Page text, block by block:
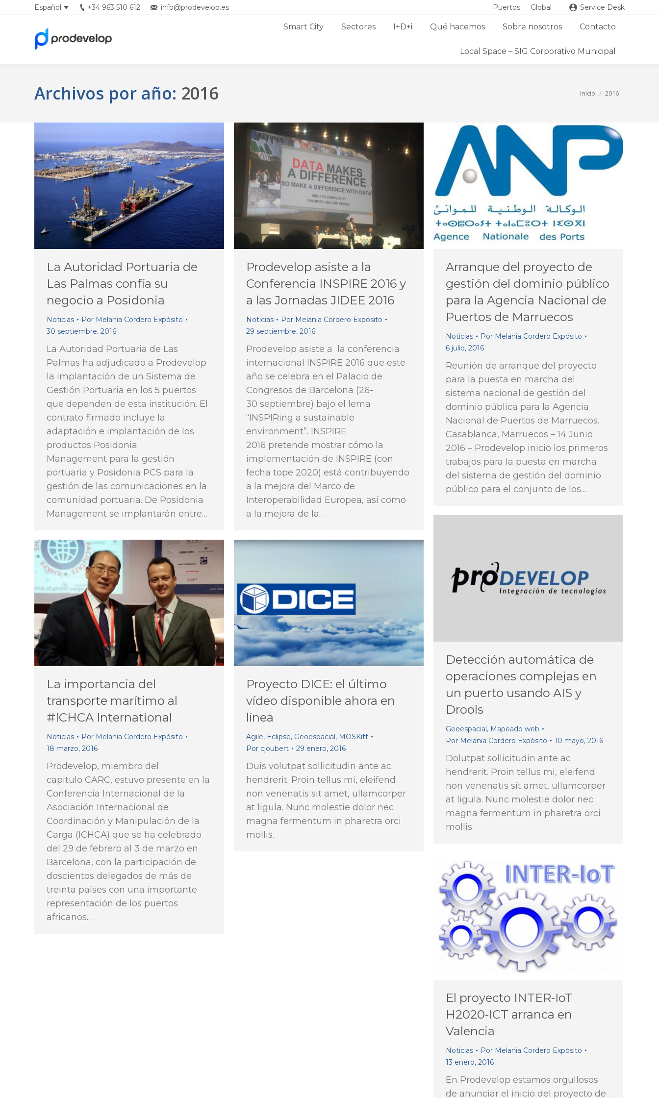
Español +34 963 510 612 info@prodevelop.es Puertos Global Service Desk
Smart City Sectores I+D+i Qué hacemos Sobre nosotros Contacto
Local Space – SIG Corporativo Municipal
Archivos por año: 2016 Inicio 2016
La Autoridad Portuaria de
Las Palmas confía su
negocio a Posidonia
Noticias Por Melania Cordero Expósito
30 septiembre, 2016
La Autoridad Portuaria de Las
Palmas ha adjudicado a Prodevelop
la implantación de un Sistema de
Gestión Portuaria en los 5 puertos
que dependen de esta institución. El
contrato firmado incluye la
adaptación e implantación de los
productos Posidonia
Management para la gestión
portuaria y Posidonia PCS para la
gestión de las comunicaciones en la
comunidad portuaria. De Posidonia
Management se implantarán entre…
Prodevelop asiste a la
Conferencia INSPIRE 2016 y
a las Jornadas JIDEE 2016
Noticias Por Melania Cordero Expósito
29 septiembre, 2016
Prodevelop asiste a la conferencia
internacional INSPIRE 2016 que este
año se celebra en el Palacio de
Congresos de Barcelona (26-
30 septiembre) bajo el lema
“INSPIRing a sustainable
environment”. INSPIRE
2016 pretende mostrar cómo la
implementación de INSPIRE (con
fecha tope 2020) está contribuyendo
a la mejora del Marco de
Interoperabilidad Europea, así como
a la mejora de la…
Arranque del proyecto de
gestión del dominio público
para la Agencia Nacional de
Puertos de Marruecos
Noticias Por Melania Cordero Expósito
6 julio, 2016
Reunión de arranque del proyecto
para la puesta en marcha del
sistema nacional de gestión del
dominio pública para la Agencia
Nacional de Puertos de Marruecos.
Casablanca, Marruecos – 14 Junio
2016 – Prodevelop inicio los primeros
trabajos para la puesta en marcha
del sistema de gestión del dominio
público para el conjunto de los…
Detección automática de
operaciones complejas en
un puerto usando AIS y
Drools
Geoespacial, Mapeado web
Por Melania Cordero Expósito 10 mayo, 2016
Dolutpat sollicitudin ante ac
hendrerit. Proin tellus mi, eleifend
non venenatis sit amet, ullamcorper
at ligula. Nunc molestie dolor nec
magna fermentum in pharetra orci
mollis.
La importancia del
transporte marítimo al
#ICHCA International
Noticias Por Melania Cordero Expósito
18 marzo, 2016
Prodevelop, miembro del
capitulo CARC, estuvo presente en la
Conferencia Internacional de la
Asociación Internacional de
Coordinación y Manipulación de la
Carga (ICHCA) que se ha celebrado
del 29 de febrero al 3 de marzo en
Barcelona, con la participación de
doscientos delegados de más de
treinta países con una importante
representación de los puertos
africanos.…
Proyecto DICE: el último
vídeo disponible ahora en
línea
Agile, Eclipse, Geoespacial, MOSKitt
Por cjoubert 29 enero, 2016
Duis volutpat sollicitudin ante ac
hendrerit. Proin tellus mi, eleifend
non venenatis sit amet, ullamcorper
at ligula. Nunc molestie dolor nec
magna fermentum in pharetra orci
mollis.
El proyecto INTER-IoT
H2020-ICT arranca en
Valencia
Noticias Por Melania Cordero Expósito
13 enero, 2016
En Prodevelop estamos orgullosos
de anunciar el inicio del proyecto de